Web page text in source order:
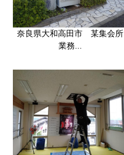
奈良県大和高田市 某集会所
業務...